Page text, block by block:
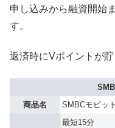
申し込みから融資開始
す。
返済時にVポイントが
商品名
SMBCモビット
最短15分